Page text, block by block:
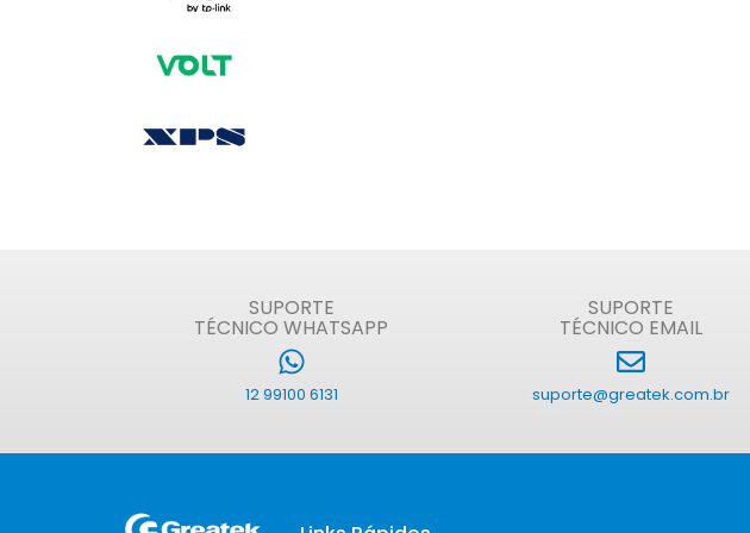
SUPORTE
TÉCNICO WHATSAPP
12 99100 6131
SUPORTE
TÉCNICO EMAIL
suporte@greatek.com.br